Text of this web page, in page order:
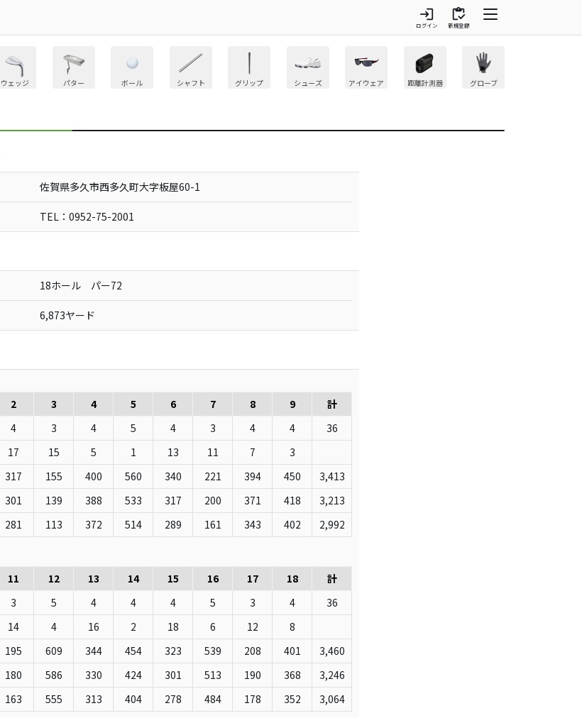
login
ログイン
inventory
新規登録
ウェッジ パター ボール シャフト グリップ シューズ アイウェア 距離計測器 グローブ
佐賀県多久市西多久町大字板屋60-1
TEL：0952-75-2001
18ホール パー72
6,873ヤード
2 3 4 5 6 7 8 9 計
4 3 4 5 4 3 4 4 36
17 15 5 1 13 11 7 3
317 155 400 560 340 221 394 450 3,413
301 139 388 533 317 200 371 418 3,213
281 113 372 514 289 161 343 402 2,992
11 12 13 14 15 16 17 18 計
3 5 4 4 4 5 3 4 36
14 4 16 2 18 6 12 8
195 609 344 454 323 539 208 401 3,460
180 586 330 424 301 513 190 368 3,246
163 555 313 404 278 484 178 352 3,064